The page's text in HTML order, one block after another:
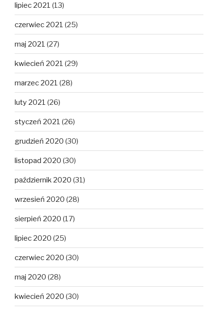
lipiec 2021 (13)
czerwiec 2021 (25)
maj 2021 (27)
kwiecień 2021 (29)
marzec 2021 (28)
luty 2021 (26)
styczeń 2021 (26)
grudzień 2020 (30)
listopad 2020 (30)
październik 2020 (31)
wrzesień 2020 (28)
sierpień 2020 (17)
lipiec 2020 (25)
czerwiec 2020 (30)
maj 2020 (28)
kwiecień 2020 (30)